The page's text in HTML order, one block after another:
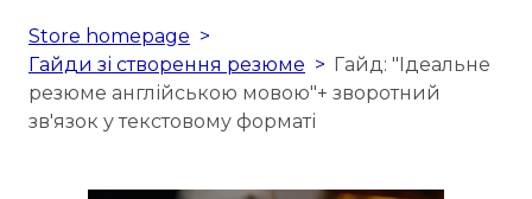
Store homepage
Гайди зі створення резюме
Гайд: "Ідеальне
резюме англійською мовою"+ зворотний
зв'язок у текстовому форматі